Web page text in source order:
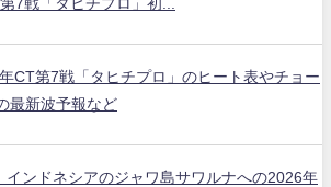
7戦「タヒチプロ」初...
CT第7戦「タヒチプロ」のヒート表やチョー
最新波予報など
インドネシアのジャワ島サワルナへの2026年